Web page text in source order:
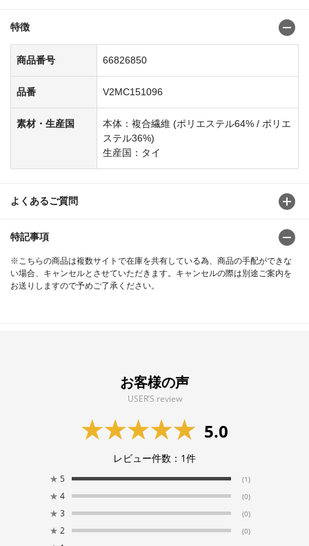
特徴
商品番号 66826850
品番 V2MC151096
素材・生産国
本体：複合繊維 (ポリエステル64% / ポリエ
ステル36%)
生産国：タイ
よくあるご質問
特記事項
※こちらの商品は複数サイトで在庫を共有している為、商品の手配ができな
い場合、キャンセルとさせていただきます。キャンセルの際は別途ご案内を
お送りしますので予めご了承ください。
お客様の声
USER’S review
5.0
レビュー件数： 1件
★ 5 (1)
★ 4 (0)
★ 3 (0)
★ 2 (0)